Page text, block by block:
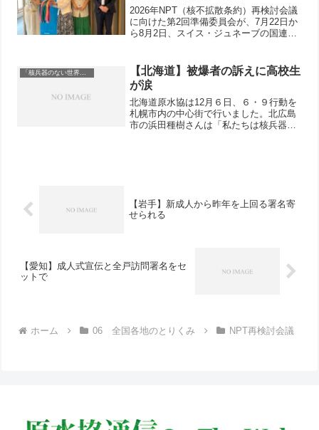
2026年NPT（核不拡散条約）再検討会議
に向けた第2回準備委員会が、7月22日か
ら8月2日、スイス・ジュネーブの国連本
事務局次長、嶋田侑飛担当常任理事が参
加しています...
「核兵器のない世界を」
【北海道】被爆者の訴えに高校生
が涙
北海道原水協は12月６日、６・９行動を
札幌市内の中心街で行いました。北広島
市の浜田種樹さんは「私たちは核兵器を
【岩手】新成人から昨年を上回る署名寄
せられる
【愛知】成人式宣伝と全戸訪問署名をセ
ットで
ホーム 06 全国各地のとりくみ NPT再検討会議